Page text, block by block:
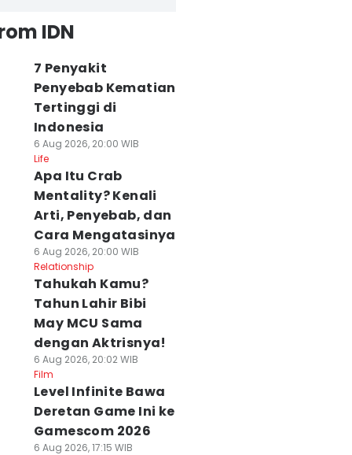
IDN
7 Penyakit
Penyebab Kematian
Tertinggi di
Indonesia
6 Aug 2026, 20:00 WIB
Life
Apa Itu Crab
Mentality? Kenali
Arti, Penyebab, dan
Cara Mengatasinya
6 Aug 2026, 20:00 WIB
Relationship
Tahukah Kamu?
Tahun Lahir Bibi
May MCU Sama
dengan Aktrisnya!
6 Aug 2026, 20:02 WIB
Film
Level Infinite Bawa
Deretan Game Ini ke
Gamescom 2026
6 Aug 2026, 17:15 WIB